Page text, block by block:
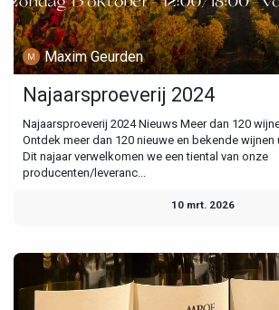
Maxim Geurden
Najaarsproeverij 2024
Najaarsproeverij 2024 Nieuws Meer dan 120
Ontdek meer dan 120 nieuwe en bekende
Dit najaar verwelkomen we een tiental van onze
producenten/leveranc...
10 mrt. 2026